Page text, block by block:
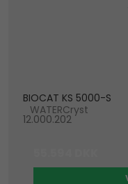
BIOCAT KS 5000-S
WATERCryst
12.000.202